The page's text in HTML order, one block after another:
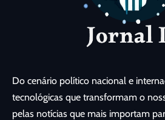
Do cenário político nacional e
tecnológicas que transformam o
pelas notícias que mais importam